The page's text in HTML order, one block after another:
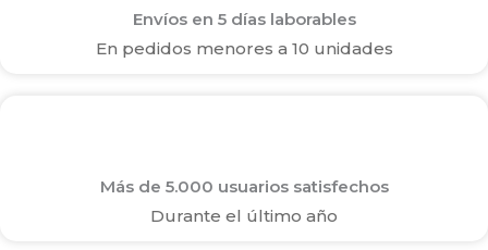
Envíos en 5 días laborables
En pedidos menores a 10 unidades
Más de 5.000 usuarios satisfechos
Durante el último año